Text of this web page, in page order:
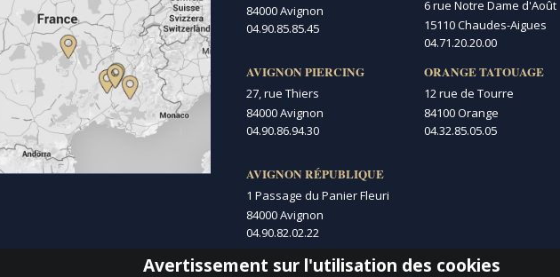
84000 Avignon
04.90.85.85.45
AVIGNON PIERCING
27, rue Thiers
84000 Avignon
04.90.86.94.30
AVIGNON RÉPUBLIQUE
1 Passage du Panier Fleuri
84000 Avignon
04.90.82.02.22
6 rue Notre Dame d'Août
15110 Chaudes-Aigues
04.71.20.20.00
ORANGE TATOUAGE
12 rue de Tourre
84100 Orange
04.32.85.05.05
Avertissement sur l'utilisation des cookies